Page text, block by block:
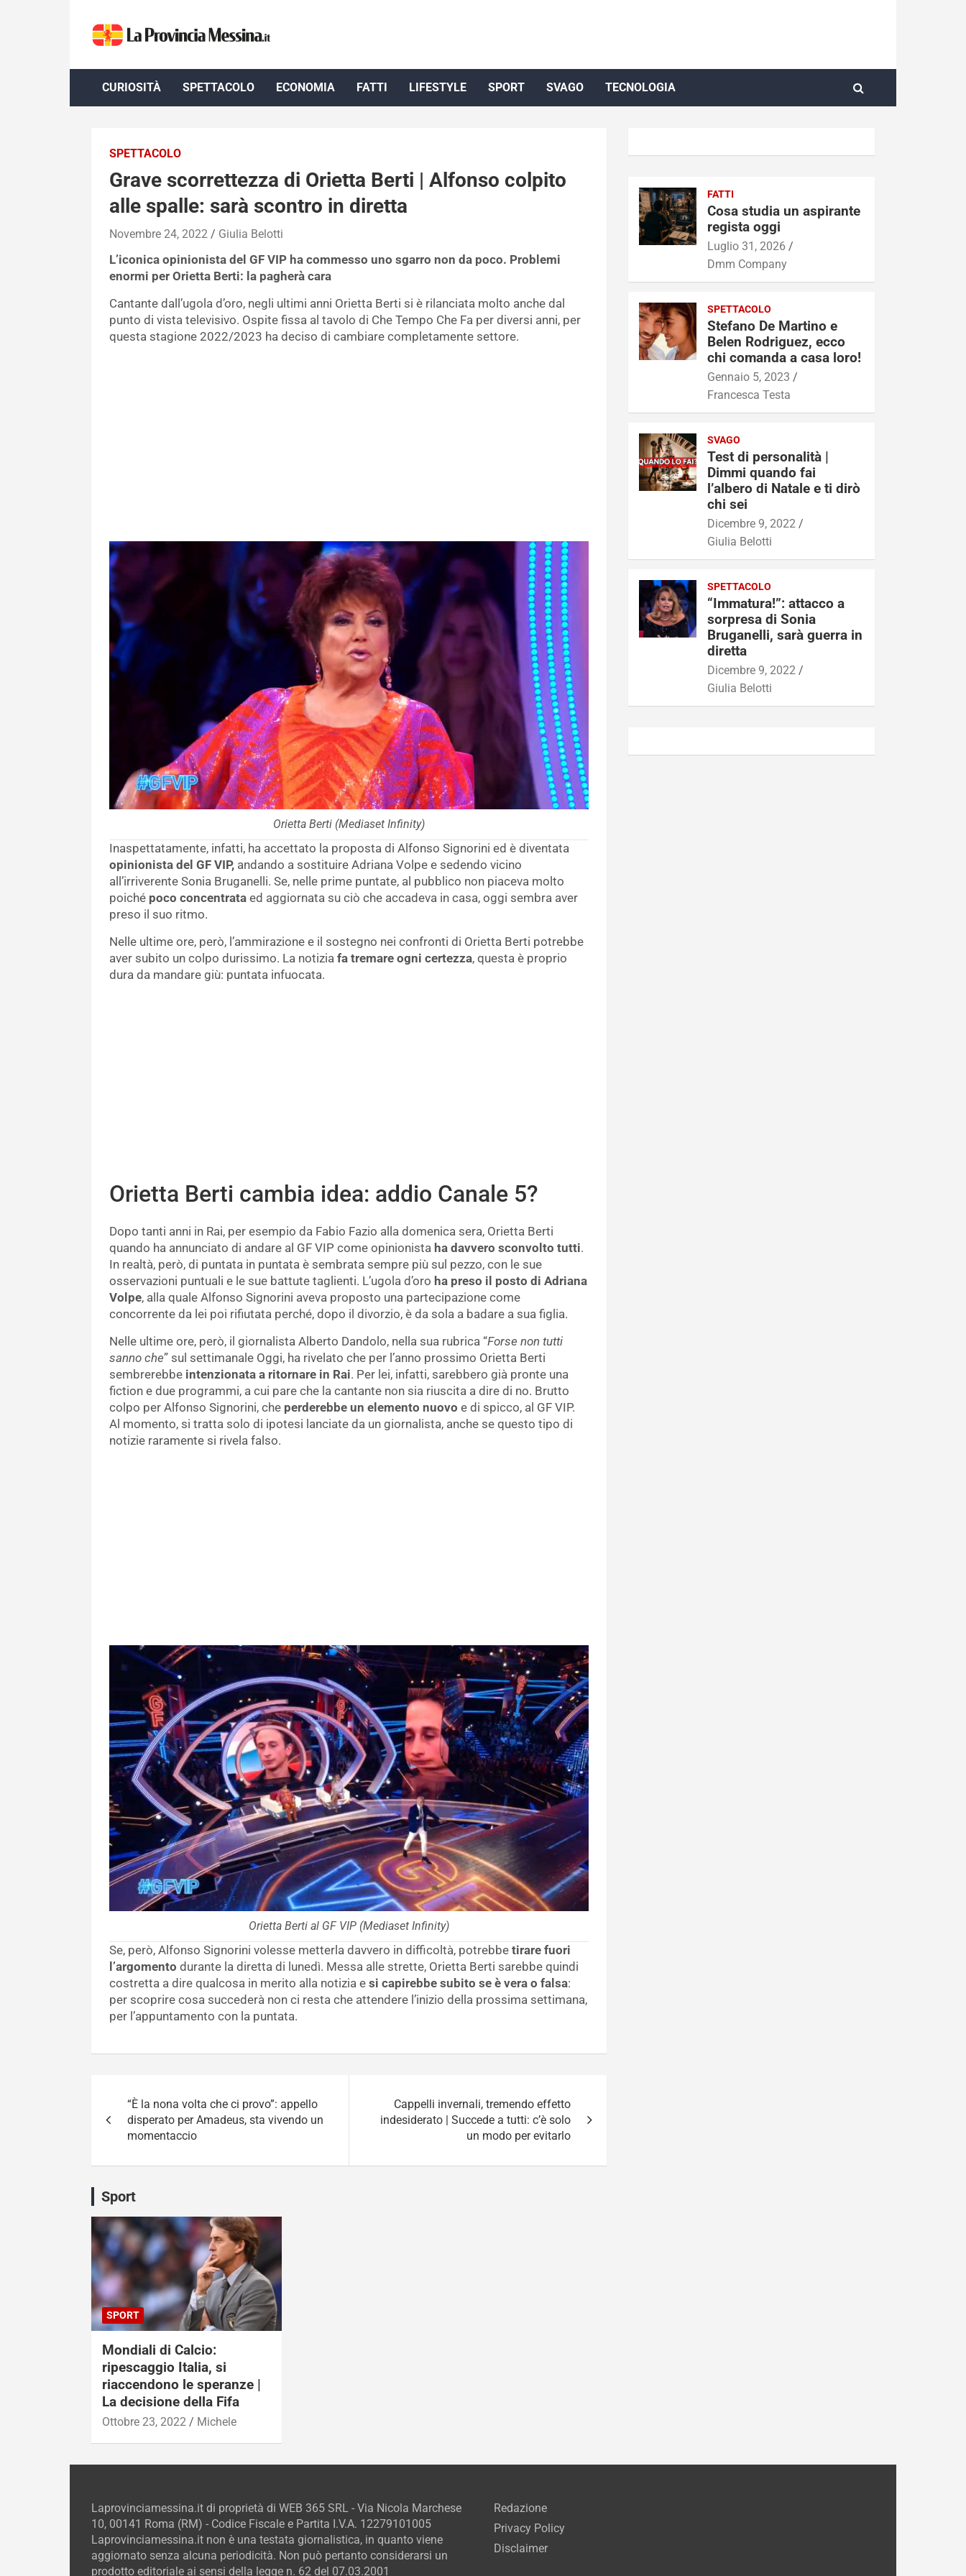
content
CURIOSITÀ SPETTACOLO ECONOMIA FATTI LIFESTYLE SPORT SVAGO TECNOLOGIA
SPETTACOLO
Grave scorrettezza di Orietta Berti | Alfonso colpito
alle spalle: sarà scontro in diretta
Novembre 24, 2022 Giulia Belotti
L’iconica opinionista del GF VIP ha commesso uno sgarro non da poco. Problemi
enormi per Orietta Berti: la pagherà cara
Cantante dall’ugola d’oro, negli ultimi anni Orietta Berti si è rilanciata molto anche dal
punto di vista televisivo. Ospite fissa al tavolo di Che Tempo Che Fa per diversi anni, per
questa stagione 2022/2023 ha deciso di cambiare completamente settore.
Orietta Berti (Mediaset Infinity)
Inaspettatamente, infatti, ha accettato la proposta di Alfonso Signorini ed è diventata
opinionista del GF VIP, andando a sostituire Adriana Volpe e sedendo vicino
all’irriverente Sonia Bruganelli. Se, nelle prime puntate, al pubblico non piaceva molto
poiché poco concentrata ed aggiornata su ciò che accadeva in casa, oggi sembra aver
preso il suo ritmo.
Nelle ultime ore, però, l’ammirazione e il sostegno nei confronti di Orietta Berti potrebbe
aver subito un colpo durissimo. La notizia fa tremare ogni certezza, questa è proprio
dura da mandare giù: puntata infuocata.
Orietta Berti cambia idea: addio Canale 5?
Dopo tanti anni in Rai, per esempio da Fabio Fazio alla domenica sera, Orietta Berti
quando ha annunciato di andare al GF VIP come opinionista ha davvero sconvolto tutti.
In realtà, però, di puntata in puntata è sembrata sempre più sul pezzo, con le sue
osservazioni puntuali e le sue battute taglienti. L’ugola d’oro ha preso il posto di Adriana
Volpe, alla quale Alfonso Signorini aveva proposto una partecipazione come
concorrente da lei poi rifiutata perché, dopo il divorzio, è da sola a badare a sua figlia.
Nelle ultime ore, però, il giornalista Alberto Dandolo, nella sua rubrica “Forse non tutti
sanno che” sul settimanale Oggi, ha rivelato che per l’anno prossimo Orietta Berti
sembrerebbe intenzionata a ritornare in Rai. Per lei, infatti, sarebbero già pronte una
fiction e due programmi, a cui pare che la cantante non sia riuscita a dire di no. Brutto
colpo per Alfonso Signorini, che perderebbe un elemento nuovo e di spicco, al GF VIP.
Al momento, si tratta solo di ipotesi lanciate da un giornalista, anche se questo tipo di
notizie raramente si rivela falso.
Orietta Berti al GF VIP (Mediaset Infinity)
Se, però, Alfonso Signorini volesse metterla davvero in difficoltà, potrebbe tirare fuori
l’argomento durante la diretta di lunedì. Messa alle strette, Orietta Berti sarebbe quindi
costretta a dire qualcosa in merito alla notizia e si capirebbe subito se è vera o falsa:
per scoprire cosa succederà non ci resta che attendere l’inizio della prossima settimana,
per l’appuntamento con la puntata.
articoli
“È la nona volta che ci provo”: appello
disperato per Amadeus, sta vivendo un
momentaccio
Cappelli invernali, tremendo effetto
indesiderato | Succede a tutti: c’è solo
un modo per evitarlo
FATTI
Cosa studia un aspirante
regista oggi
Luglio 31, 2026
Dmm Company
SPETTACOLO
Stefano De Martino e
Belen Rodriguez, ecco
chi comanda a casa loro!
Gennaio 5, 2023
Francesca Testa
SVAGO
Test di personalità |
Dimmi quando fai
l’albero di Natale e ti dirò
chi sei
Dicembre 9, 2022
Giulia Belotti
SPETTACOLO
“Immatura!”: attacco a
sorpresa di Sonia
Bruganelli, sarà guerra in
diretta
Dicembre 9, 2022
Giulia Belotti
Sport
SPORT
Mondiali di Calcio:
ripescaggio Italia, si
riaccendono le speranze |
La decisione della Fifa
Ottobre 23, 2022 Michele
Laprovinciamessina.it di proprietà di WEB 365 SRL - Via Nicola Marchese
10, 00141 Roma (RM) - Codice Fiscale e Partita I.V.A. 12279101005
Laprovinciamessina.it non è una testata giornalistica, in quanto viene
aggiornato senza alcuna periodicità. Non può pertanto considerarsi un
prodotto editoriale ai sensi della legge n. 62 del 07.03.2001
Redazione
Privacy Policy
Disclaimer